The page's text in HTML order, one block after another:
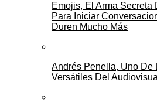
Emojis, El Arma Secreta
Para Iniciar
Duren Mucho Más
Andrés Penella, Uno De
Versátiles Del